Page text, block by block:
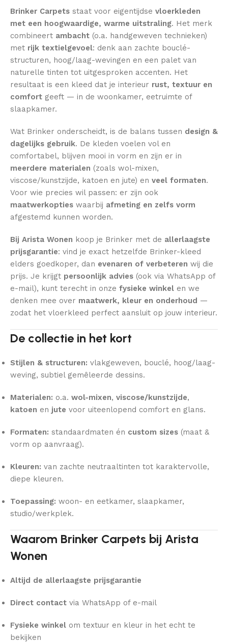
Brinker Carpets staat voor eigentijdse vloerkleden
met een hoogwaardige, warme uitstraling. Het merk
combineert ambacht (o.a. handgeweven technieken)
met rijk textielgevoel: denk aan zachte bouclé-
structuren, hoog/laag-wevingen en een palet van
naturelle tinten tot uitgesproken accenten. Het
resultaat is een kleed dat je interieur rust, textuur en
comfort geeft — in de woonkamer, eetruimte of
slaapkamer.
Wat Brinker onderscheidt, is de balans tussen design &
dagelijks gebruik. De kleden voelen vol en
comfortabel, blijven mooi in vorm en zijn er in
meerdere materialen (zoals wol-mixen,
viscose/kunstzijde, katoen en jute) en veel formaten.
Voor wie precies wil passen: er zijn ook
maatwerkopties waarbij afmeting en zelfs vorm
afgestemd kunnen worden.
Bij Arista Wonen koop je Brinker met de allerlaagste
prijsgarantie: vind je exact hetzelfde Brinker-kleed
elders goedkoper, dan evenaren of verbeteren wij die
prijs. Je krijgt persoonlijk advies (ook via WhatsApp of
e-mail), kunt terecht in onze fysieke winkel en we
denken mee over maatwerk, kleur en onderhoud —
zodat het vloerkleed perfect aansluit op jouw interieur.
De collectie in het kort
Stijlen & structuren: vlakgeweven, bouclé, hoog/laag-
weving, subtiel gemêleerde dessins.
Materialen: o.a. wol-mixen, viscose/kunstzijde,
katoen en jute voor uiteenlopend comfort en glans.
Formaten: standaardmaten én custom sizes (maat &
vorm op aanvraag).
Kleuren: van zachte neutraaltinten tot karaktervolle,
diepe kleuren.
Toepassing: woon- en eetkamer, slaapkamer,
studio/werkplek.
Waarom Brinker Carpets bij Arista
Wonen
Altijd de allerlaagste prijsgarantie
Direct contact via WhatsApp of e-mail
Fysieke winkel om textuur en kleur in het echt te
bekijken